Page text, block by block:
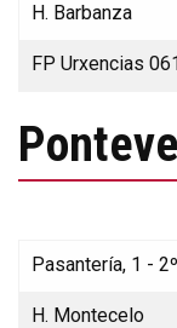
H. Barbanza
FP Urxencias 061
Pasantería, 1 - 2º
H. Montecelo